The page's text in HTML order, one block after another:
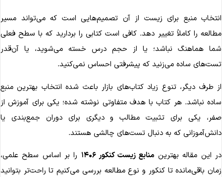
منبع برای زیست از آن تصمیم‌هایی است که می‌تواند مسیر
را کاملاً تغییر دهد. کافی است کتابی را بردارید که با سطح فعلی
هماهنگ نباشد؛ یا از حجم درس خسته می‌شوید، یا آن‌قدر
ساده می‌زنید که پیشرفتی احساس نمی‌کنید.
طرف دیگر، تنوع زیاد کتاب‌های بازار باعث شده انتخاب بهترین منبع
نباشد. هر کتاب با هدف متفاوتی نوشته شده؛ یکی برای آموزش از
یکی برای تثبیت مطالب و دیگری برای دوران جمع‌بندی یا
که به دنبال تست‌های چالشی هستند.
این مقاله بهترین منابع زیست کنکور ۱۴۰۶
را بر اساس سطح علمی،
باقی‌مانده تا کنکور و نوع مطالعه بررسی می‌کنیم تا راحت‌تر بتوانید